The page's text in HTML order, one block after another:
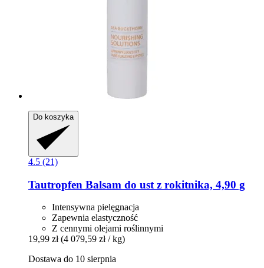
Do koszyka
4.5 (21)
Tautropfen Balsam do ust z rokitnika, 4,90 g
Intensywna pielęgnacja
Zapewnia elastyczność
Z cennymi olejami roślinnymi
19,99 zł (4 079,59 zł / kg)
Dostawa do 10 sierpnia